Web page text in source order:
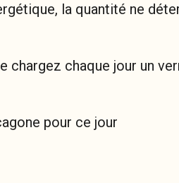
la quantité ne
chaque jour un
pour ce jour